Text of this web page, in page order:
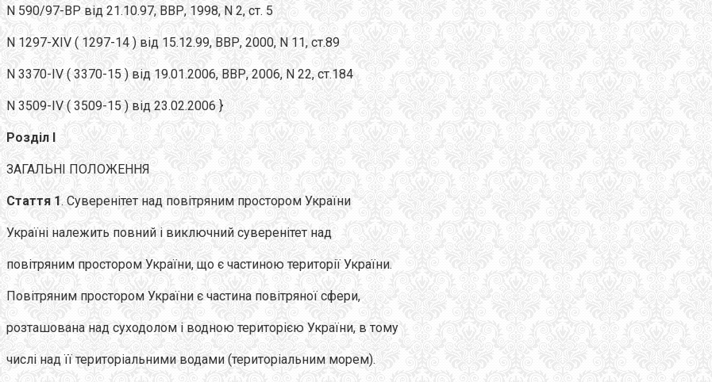
N 590/97-ВР від 21.10.97, ВВР, 1998, N 2, ст. 5
N 1297-XIV ( 1297-14 ) від 15.12.99, ВВР, 2000, N 11, ст.89
N 3370-IV ( 3370-15 ) від 19.01.2006, ВВР, 2006, N 22, ст.184
N 3509-IV ( 3509-15 ) від 23.02.2006 }
Розділ I
ЗАГАЛЬНІ ПОЛОЖЕННЯ
Стаття 1. Суверенітет над повітряним простором України
Україні належить повний і виключний суверенітет над
повітряним простором України, що є частиною території України.
Повітряним простором України є частина повітряної сфери,
розташована над суходолом і водною територією України, в тому
числі над її територіальними водами (територіальним морем).